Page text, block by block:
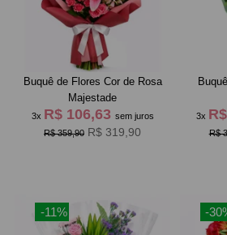
Buquê de Flores Cor de Rosa
Majestade
3x R$ 106,63 sem juros
R$ 359,90 R$ 319,90
3x
R$
-11% -